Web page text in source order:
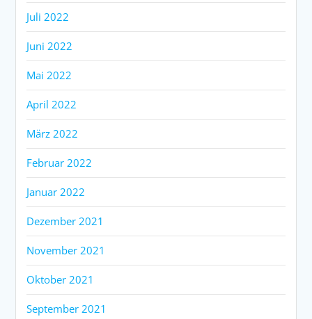
Juli 2022
Juni 2022
Mai 2022
April 2022
März 2022
Februar 2022
Januar 2022
Dezember 2021
November 2021
Oktober 2021
September 2021